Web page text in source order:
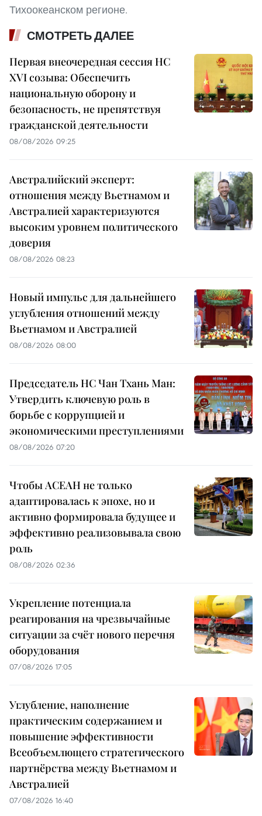
Тихоокеанском регионе.
СМОТРЕТЬ ДАЛЕЕ
Первая внеочередная сессия НС
XVI созыва: Обеспечить
национальную оборону и
безопасность, не препятствуя
гражданской деятельности
08/08/2026 09:25
Австралийский эксперт:
отношения между Вьетнамом и
Австралией характеризуются
высоким уровнем политического
доверия
08/08/2026 08:23
Новый импульс для дальнейшего
углубления отношений между
Вьетнамом и Австралией
08/08/2026 08:00
Председатель НС Чан Тхань Ман:
Утвердить ключевую роль в
борьбе с коррупцией и
экономическими преступлениями
08/08/2026 07:20
Чтобы АСЕАН не только
адаптировалась к эпохе, но и
активно формировала будущее и
эффективно реализовывала свою
роль
08/08/2026 02:36
Укрепление потенциала
реагирования на чрезвычайные
ситуации за счёт нового перечня
оборудования
07/08/2026 17:05
Углубление, наполнение
практическим содержанием и
повышение эффективности
Всеобъемлющего стратегического
партнёрства между Вьетнамом и
Австралией
07/08/2026 16:40